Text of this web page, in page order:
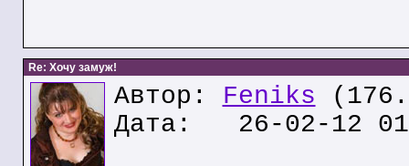
Re: Хочу замуж!
Автор: Feniks
Дата: 26-02-12